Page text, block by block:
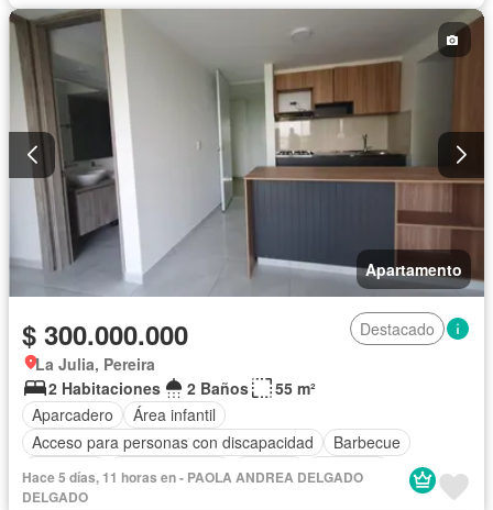
Piscina
Agua
Apartamento
$ 300.000.000
Destacado
La Julia, Pereira
2 Habitaciones
2 Baños
55 m²
Aparcadero
Área infantil
Acceso para personas con discapacidad
Barbecue
Gimnasio
Cocina integral Internet
Ascensor
Gas natural
Hace 5 días, 11 horas en - PAOLA ANDREA DELGADO
DELGADO